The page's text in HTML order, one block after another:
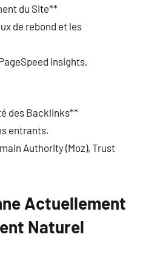
du Site**
de rebond et les
Insights,
des Backlinks**
entrants.
Authority (Moz), Trust
Actuellement
Naturel